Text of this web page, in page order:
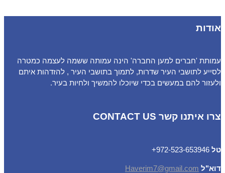
אודות
עמותת 'חברים למען החברה' הינה עמותה ששמה לעצמה כמטרה
לסייע לתושבי העיר שדרות, לתמוך בתושבי העיר , להזדהות איתם
ולעזור להם במעשים בכדי שיוכלו להמשיך ולחיות בעיר.
צרו איתנו קשר CONTACT US
טל
דוא"ל Haverim7@gmail.com